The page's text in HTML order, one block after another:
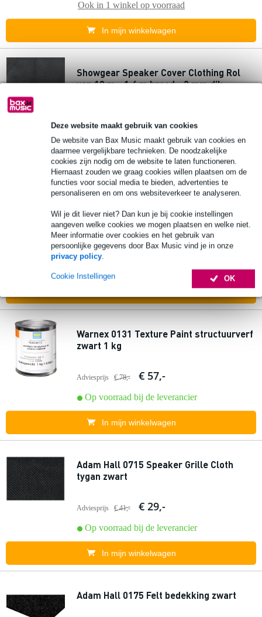
Deze website maakt gebruik van cookies
De website van Bax Music maakt gebruik van cookies en
daarmee vergelijkbare technieken. De noodzakelijke
cookies zijn nodig om de website te laten functioneren.
Hiernaast zouden we graag cookies willen plaatsen om de
functies voor social media te bieden, advertenties te
personaliseren en om ons websiteverkeer te analyseren.
Wil je dit liever niet? Dan kun je bij cookie instellingen
aangeven welke cookies we mogen plaatsen en welke niet.
Meer informatie over cookies en het gebruik van
persoonlijke gegevens door Bax Music vind je in onze
privacy policy.
OK
Cookie Instellingen
Ook in 1 winkel op voorraad
In mijn winkelwagen
Showgear Speaker Cover Clothing Rol
van 10 m - 1,4 m breed - 2 mm dik
Op voorraad bij de leverancier
In mijn winkelwagen
150 cm breed
Adviesprijs € 38,- € 29,-
Warnex 0131 Texture Paint structuurverf
zwart 1 kg
Adviesprijs € 78,- € 57,-
Op voorraad bij de leverancier
In mijn winkelwagen
Adam Hall 0715 Speaker Grille Cloth
tygan zwart
Adviesprijs € 41,- € 29,-
Op voorraad bij de leverancier
In mijn winkelwagen
Adam Hall 0175 Felt bedekking zwart